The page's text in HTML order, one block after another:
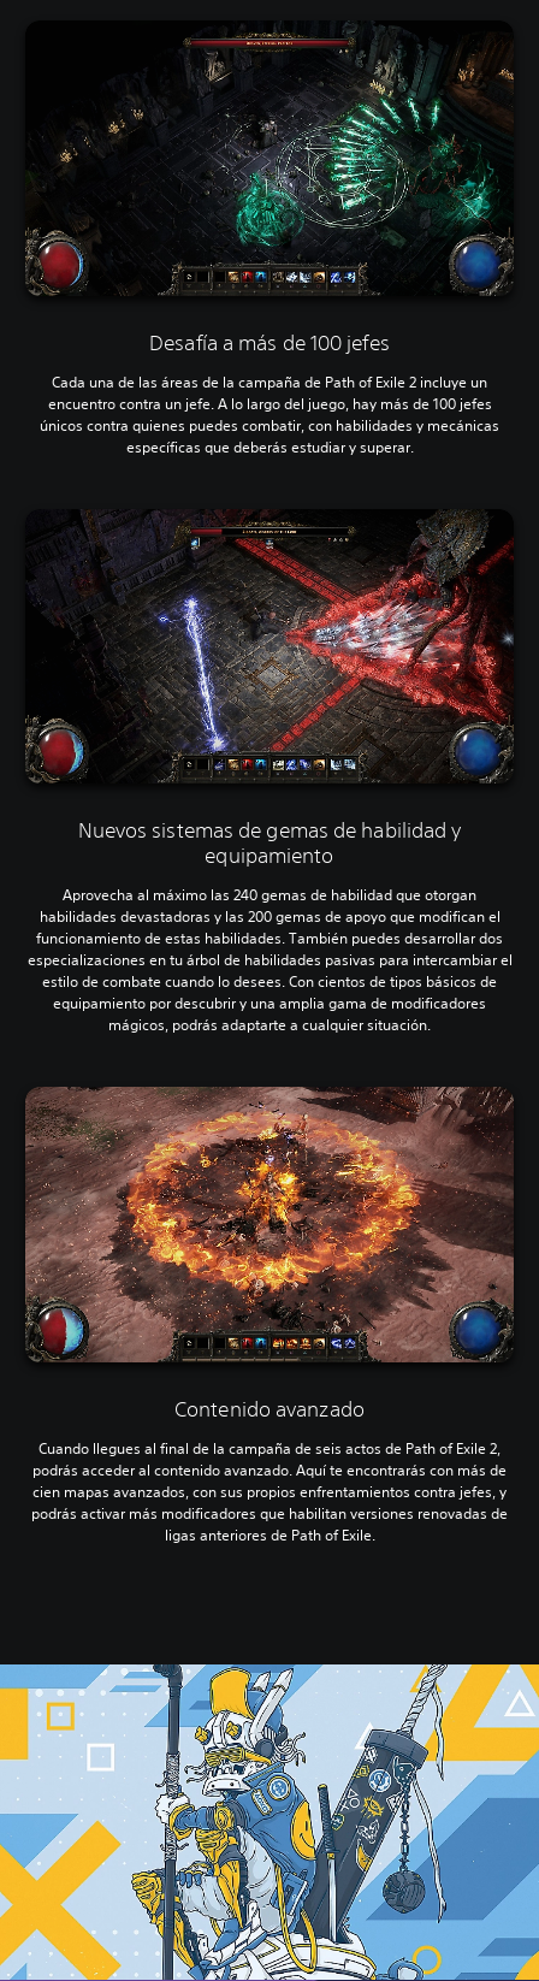
Desafía a más de 100 jefes
Cada una de las áreas de la campaña de Path of Exile 2 incluye un
encuentro contra un jefe. A lo largo del juego, hay más de 100 jefes
únicos contra quienes puedes combatir, con habilidades y mecánicas
específicas que deberás estudiar y superar.
Nuevos sistemas de gemas de habilidad y
equipamiento
Aprovecha al máximo las 240 gemas de habilidad que otorgan
habilidades devastadoras y las 200 gemas de apoyo que modifican el
funcionamiento de estas habilidades. También puedes desarrollar dos
especializaciones en tu árbol de habilidades pasivas para intercambiar el
estilo de combate cuando lo desees. Con cientos de tipos básicos de
equipamiento por descubrir y una amplia gama de modificadores
mágicos, podrás adaptarte a cualquier situación.
Contenido avanzado
Cuando llegues al final de la campaña de seis actos de Path of Exile 2,
podrás acceder al contenido avanzado. Aquí te encontrarás con más de
cien mapas avanzados, con sus propios enfrentamientos contra jefes, y
podrás activar más modificadores que habilitan versiones renovadas de
ligas anteriores de Path of Exile.